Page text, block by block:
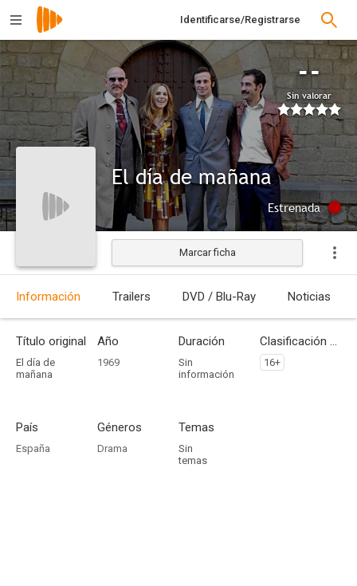
Identificarse/Registrarse
--
Sin valorar
El día de mañana
Estrenada
Marcar ficha
Información Trailers DVD / Blu-Ray Noticias
Título original
El día de
mañana
Año
1969
Duración
Sin
información
Clasificación por edades
16+
País
España
Géneros
Drama
Temas
Sin
temas